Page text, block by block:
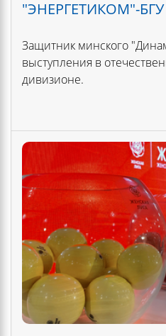
"ЭНЕРГЕТИКОМ"-БГУ
Защитник минского
выступления в
дивизионе.